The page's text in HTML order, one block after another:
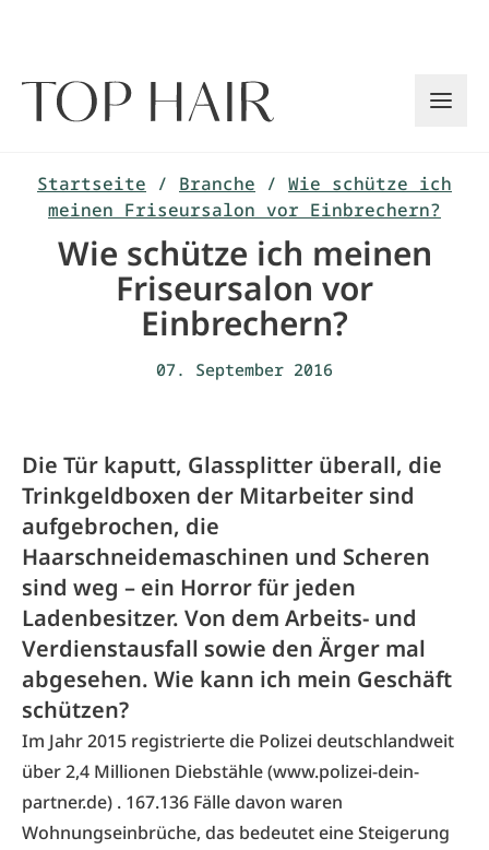
Startseite / Branche / Wie schütze ich
meinen Friseursalon vor Einbrechern?
Wie schütze ich meinen
Friseursalon vor
Einbrechern?
07. September 2016
Die Tür kaputt, Glassplitter überall, die
Trinkgeldboxen der Mitarbeiter sind
aufgebrochen, die
Haarschneidemaschinen und Scheren
sind weg – ein Horror für jeden
Ladenbesitzer. Von dem Arbeits- und
Verdienstausfall sowie den Ärger mal
abgesehen. Wie kann ich mein Geschäft
schützen?
Im Jahr 2015 registrierte die Polizei deutschlandweit
über 2,4 Millionen Diebstähle (www.polizei-dein-
partner.de) . 167.136 Fälle davon waren
Wohnungseinbrüche, das bedeutet eine Steigerung